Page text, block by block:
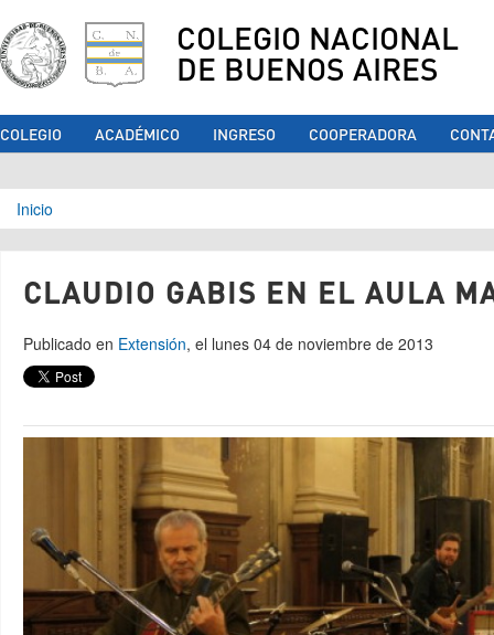
COLEGIO NACIONAL
DE BUENOS AIRES
COLEGIO ACADÉMICO INGRESO COOPERADORA
Se encuentra usted aquí
Inicio
CLAUDIO GABIS EN EL AULA
Publicado en Extensión, el lunes 04 de noviembre de 2013